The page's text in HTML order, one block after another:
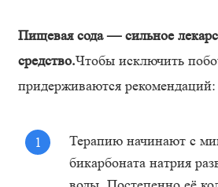
Пищевая сода — сильное
средство.Чтобы исключить
придерживаются рекомендаций:
Терапию начинают с
бикарбоната натрия